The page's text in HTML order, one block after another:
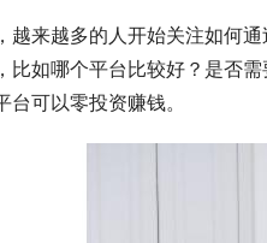
越来越多的人开始关注如何
比如哪个平台比较好？是否
可以零投资赚钱。